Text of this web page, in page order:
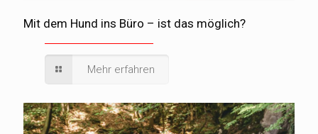
Mit dem Hund ins Büro – ist das möglich?
Mehr erfahren